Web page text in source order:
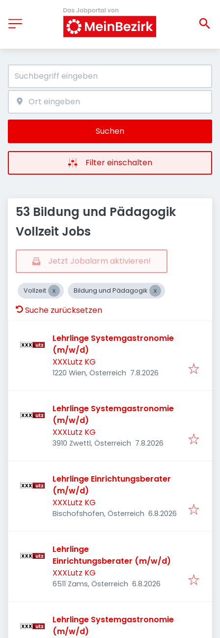
Suchen
Filter einschalten
53 Bildung und Pädagogik
Vollzeit Jobs
Jetzt Jobalarm aktivieren!
Vollzeit Bildung und Pädagogik
Suche zurücksetzen
Lehrlinge Systemgastronomie
(m/w/d)
XXXLutz KG
1220 Wien, Österreich Veröffentlicht
7.8.2026
Lehrlinge Systemgastronomie
(m/w/d)
XXXLutz KG
3910 Zwettl, Österreich Veröffentlicht
7.8.2026
Lehrlinge Einrichtungsberater
(m/w/d)
XXXLutz KG
Bischofshofen, Österreich Veröffentlicht:
6.8.2026
Lehrlinge
Einrichtungsberater (m/w/d)
XXXLutz KG
6511 Zams, Österreich Veröffentlicht
6.8.2026
Lehrlinge Systemgastronomie
(m/w/d)